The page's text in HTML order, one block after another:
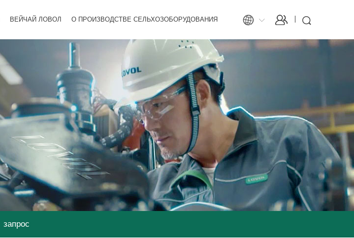
ВЕЙЧАЙ ЛОВОЛ О ПРОИЗВОДСТВЕ СЕЛЬХОЗОБОРУДОВАНИЯ 
запрос